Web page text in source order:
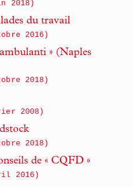
2018)
du travail
2016)
» (Naples
2018)
2008)
2018)
de « CQFD »
2016)